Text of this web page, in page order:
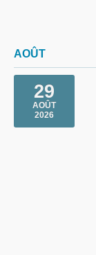
AOÛT
29
AOÛT
2026